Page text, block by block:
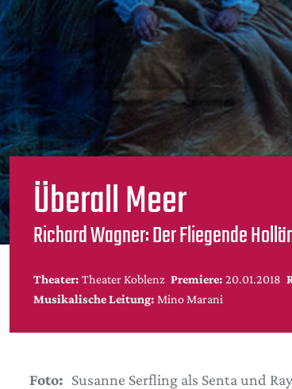
Überall Meer
Richard Wagner: Der Fliegende
Theater: Theater Koblenz Premiere: 20.01.2018
Musikalische Leitung: Mino Marani
Foto: Susanne Serfling als Senta und